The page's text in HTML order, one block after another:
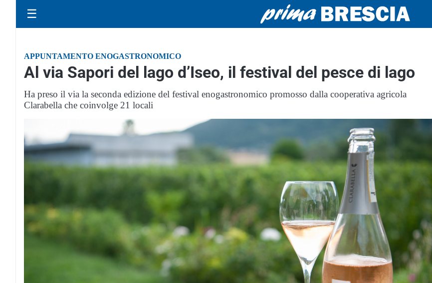
☰
APPUNTAMENTO ENOGASTRONOMICO
Al via Sapori del lago d’Iseo, il festival del pesce di lago
Ha preso il via la seconda edizione del festival enogastronomico promosso dalla cooperativa agricola
Clarabella che coinvolge 21 locali